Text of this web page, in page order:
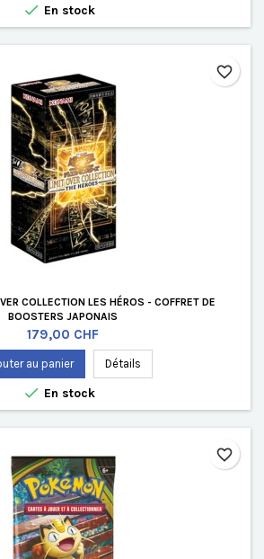
 En stock
COLLECTION LES HÉROS - COFFRET DE
BOOSTERS JAPONAIS
Prix
179,00 CHF
au panier Détails
 En stock
favorite_border
favorite_border